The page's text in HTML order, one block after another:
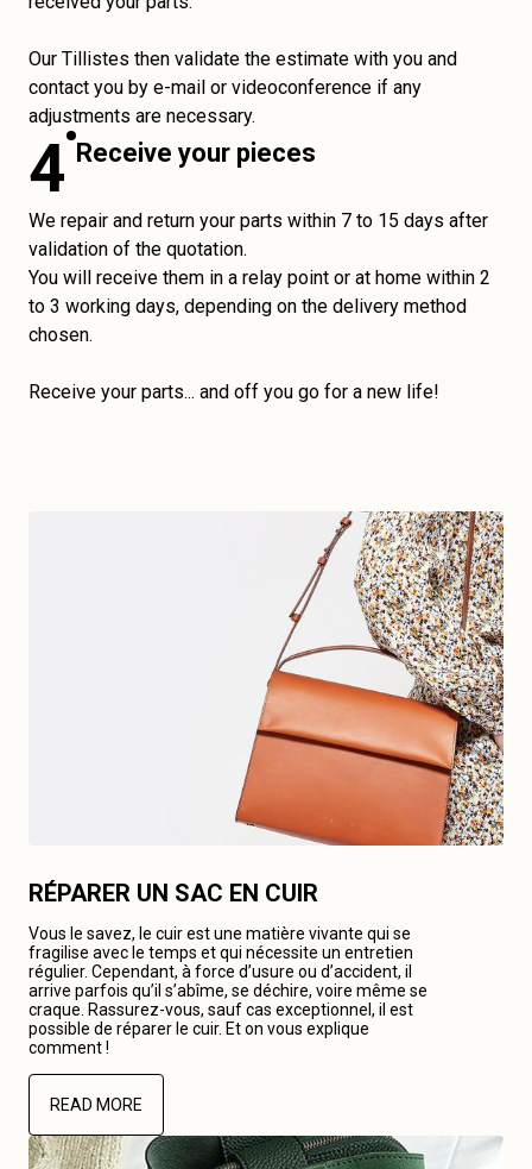
Our Tillistes then validate the estimate with you and
contact you by e-mail or videoconference if any
adjustments are necessary.
4 Receive your pieces
We repair and return your parts within 7 to 15 days after
validation of the quotation.
You will receive them in a relay point or at home within 2
to 3 working days, depending on the delivery method
chosen.
Receive your parts... and off you go for a new life!
RÉPARER UN SAC EN CUIR
Vous le savez, le cuir est une matière vivante qui se
fragilise avec le temps et qui nécessite un entretien
régulier. Cependant, à force d’usure ou d’accident, il
arrive parfois qu’il s’abîme, se déchire, voire même se
craque. Rassurez-vous, sauf cas exceptionnel, il est
possible de réparer le cuir. Et on vous explique
comment !
READ MORE